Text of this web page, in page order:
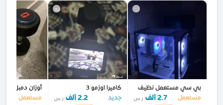
بي سي مستعمل نظيف
مستعمل
2.7 ألف ر.س
كاميرا اوزمو 3
جديد
2.2 ألف ر.س
أوزان دمبل 10 كجم احت
مستعمل